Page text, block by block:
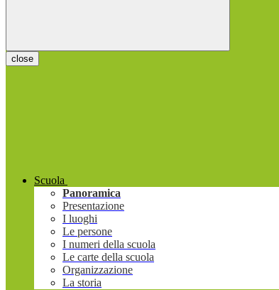
close
Scuola
Panoramica
Presentazione
I luoghi
Le persone
I numeri della scuola
Le carte della scuola
Organizzazione
La storia